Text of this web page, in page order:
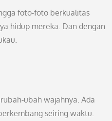
foto-foto berkualitas
hidup mereka. Dan dengan
ubah wajahnya. Ada
seiring waktu.